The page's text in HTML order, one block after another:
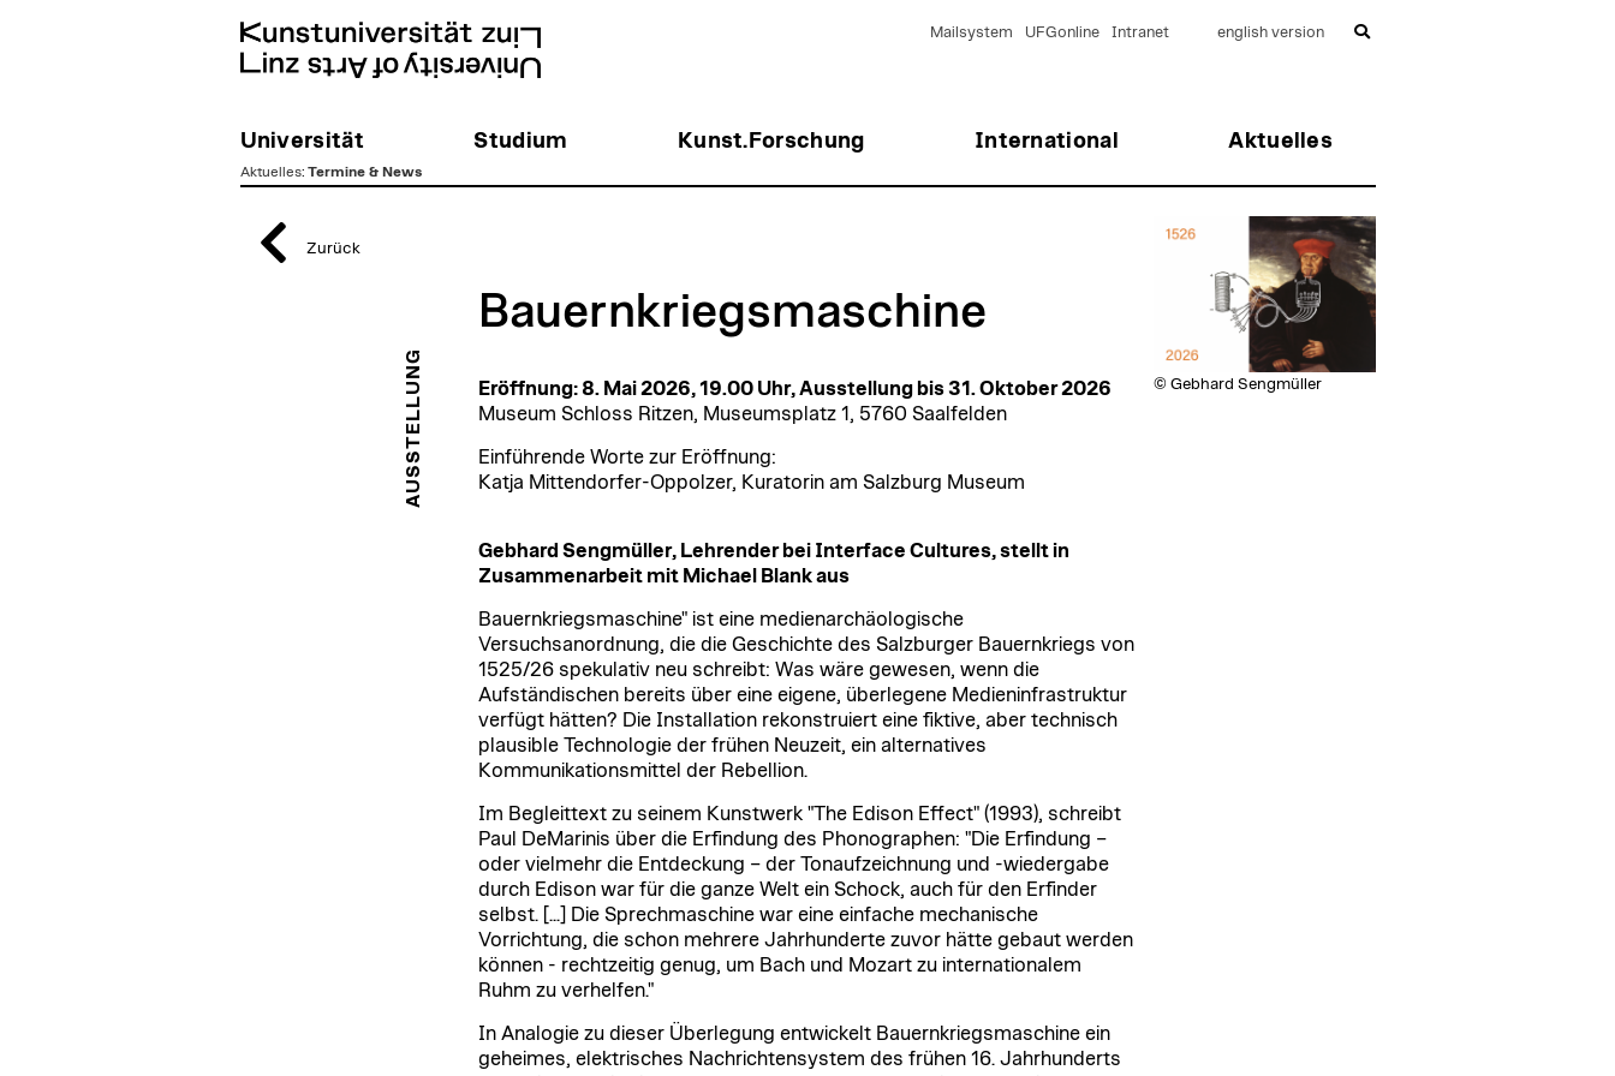
Universität Studium Kunst.Forschung International Aktuelles
Mailsystem UFGonline Intranet english version
Aktuelles: Termine & News
Zurück
AUSSTELLUNG
Bauernkriegsmaschine
Eröffnung: 8. Mai 2026, 19.00 Uhr, Ausstellung bis 31. Oktober 2026
Museum Schloss Ritzen, Museumsplatz 1, 5760 Saalfelden
Einführende Worte zur Eröffnung:
Katja Mittendorfer-Oppolzer, Kuratorin am Salzburg Museum
Gebhard Sengmüller, Lehrender bei Interface Cultures, stellt in
Zusammenarbeit mit Michael Blank aus
Bauernkriegsmaschine" ist eine medienarchäologische
Versuchsanordnung, die die Geschichte des Salzburger Bauernkriegs von
1525/26 spekulativ neu schreibt: Was wäre gewesen, wenn die
Aufständischen bereits über eine eigene, überlegene Medieninfrastruktur
verfügt hätten? Die Installation rekonstruiert eine fiktive, aber technisch
plausible Technologie der frühen Neuzeit, ein alternatives
Kommunikationsmittel der Rebellion.
Im Begleittext zu seinem Kunstwerk "The Edison Effect" (1993), schreibt
Paul DeMarinis über die Erfindung des Phonographen: "Die Erfindung –
oder vielmehr die Entdeckung – der Tonaufzeichnung und -wiedergabe
durch Edison war für die ganze Welt ein Schock, auch für den Erfinder
selbst. [...] Die Sprechmaschine war eine einfache mechanische
Vorrichtung, die schon mehrere Jahrhunderte zuvor hätte gebaut werden
können - rechtzeitig genug, um Bach und Mozart zu internationalem
Ruhm zu verhelfen."
In Analogie zu dieser Überlegung entwickelt Bauernkriegsmaschine ein
geheimes, elektrisches Nachrichtensystem des frühen 16. Jahrhunderts
© Gebhard Sengmüller